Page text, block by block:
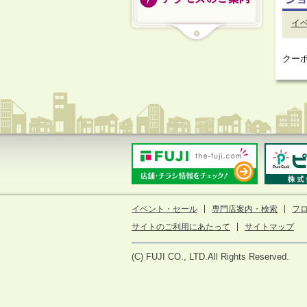
イ
クー
イベント・セール 専門店案内・検索
フ
サイトのご利用にあたって
サイトマップ
(C) FUJI CO., LTD.All Rights Reserved.